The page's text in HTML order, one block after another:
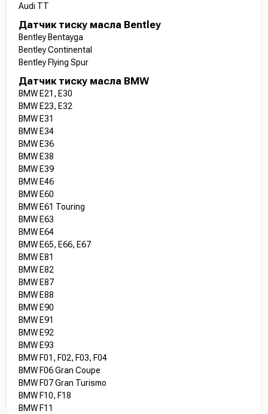
Audi TT
Датчик тиску масла Bentley
Bentley Bentayga
Bentley Continental
Bentley Flying Spur
Датчик тиску масла BMW
BMW E21, E30
BMW E23, E32
BMW E31
BMW E34
BMW E36
BMW E38
BMW E39
BMW E46
BMW E60
BMW E61 Touring
BMW E63
BMW E64
BMW E65, E66, E67
BMW E81
BMW E82
BMW E87
BMW E88
BMW E90
BMW E91
BMW E92
BMW E93
BMW F01, F02, F03, F04
BMW F06 Gran Coupe
BMW F07 Gran Turismo
BMW F10, F18
BMW F11